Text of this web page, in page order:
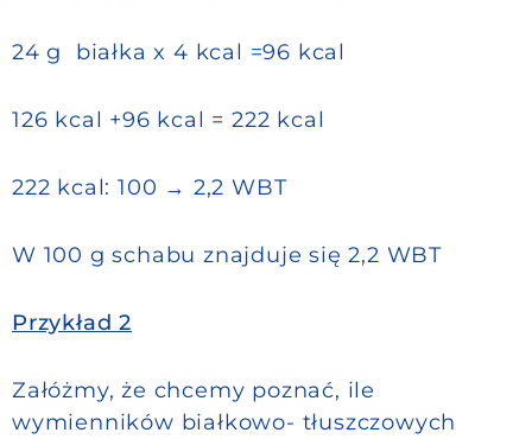
24 g białka x 4 kcal =96 kcal
126 kcal +96 kcal = 222 kcal
222 kcal: 100 → 2,2 WBT
W 100 g schabu znajduje się 2,2 WBT
Przykład 2
Załóżmy, że chcemy poznać, ile
wymienników białkowo- tłuszczowych